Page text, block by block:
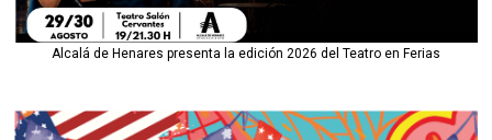
Alcalá de Henares presenta la edición 2026 del Teatro en Ferias